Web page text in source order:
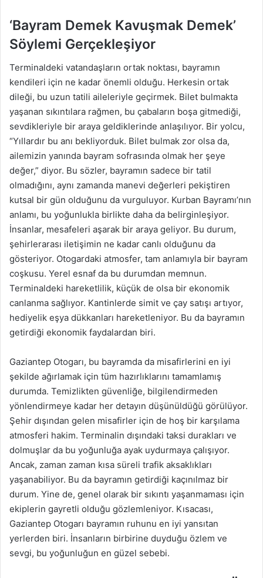
‘Bayram Demek Kavuşmak Demek’
Söylemi Gerçekleşiyor
Terminaldeki vatandaşların ortak noktası, bayramın
kendileri için ne kadar önemli olduğu. Herkesin ortak
dileği, bu uzun tatili aileleriyle geçirmek. Bilet bulmakta
yaşanan sıkıntılara rağmen, bu çabaların boşa gitmediği,
sevdikleriyle bir araya geldiklerinde anlaşılıyor. Bir yolcu,
“Yıllardır bu anı bekliyorduk. Bilet bulmak zor olsa da,
ailemizin yanında bayram sofrasında olmak her şeye
değer,” diyor. Bu sözler, bayramın sadece bir tatil
olmadığını, aynı zamanda manevi değerleri pekiştiren
kutsal bir gün olduğunu da vurguluyor. Kurban Bayramı’nın
anlamı, bu yoğunlukla birlikte daha da belirginleşiyor.
İnsanlar, mesafeleri aşarak bir araya geliyor. Bu durum,
şehirlerarası iletişimin ne kadar canlı olduğunu da
gösteriyor. Otogardaki atmosfer, tam anlamıyla bir bayram
coşkusu. Yerel esnaf da bu durumdan memnun.
Terminaldeki hareketlilik, küçük de olsa bir ekonomik
canlanma sağlıyor. Kantinlerde simit ve çay satışı artıyor,
hediyelik eşya dükkanları hareketleniyor. Bu da bayramın
getirdiği ekonomik faydalardan biri.
Gaziantep Otogarı, bu bayramda da misafirlerini en iyi
şekilde ağırlamak için tüm hazırlıklarını tamamlamış
durumda. Temizlikten güvenliğe, bilgilendirmeden
yönlendirmeye kadar her detayın düşünüldüğü görülüyor.
Şehir dışından gelen misafirler için de hoş bir karşılama
atmosferi hakim. Terminalin dışındaki taksi durakları ve
dolmuşlar da bu yoğunluğa ayak uydurmaya çalışıyor.
Ancak, zaman zaman kısa süreli trafik aksaklıkları
yaşanabiliyor. Bu da bayramın getirdiği kaçınılmaz bir
durum. Yine de, genel olarak bir sıkıntı yaşanmaması için
ekiplerin gayretli olduğu gözlemleniyor. Kısacası,
Gaziantep Otogarı bayramın ruhunu en iyi yansıtan
yerlerden biri. İnsanların birbirine duyduğu özlem ve
sevgi, bu yoğunluğun en güzel sebebi.